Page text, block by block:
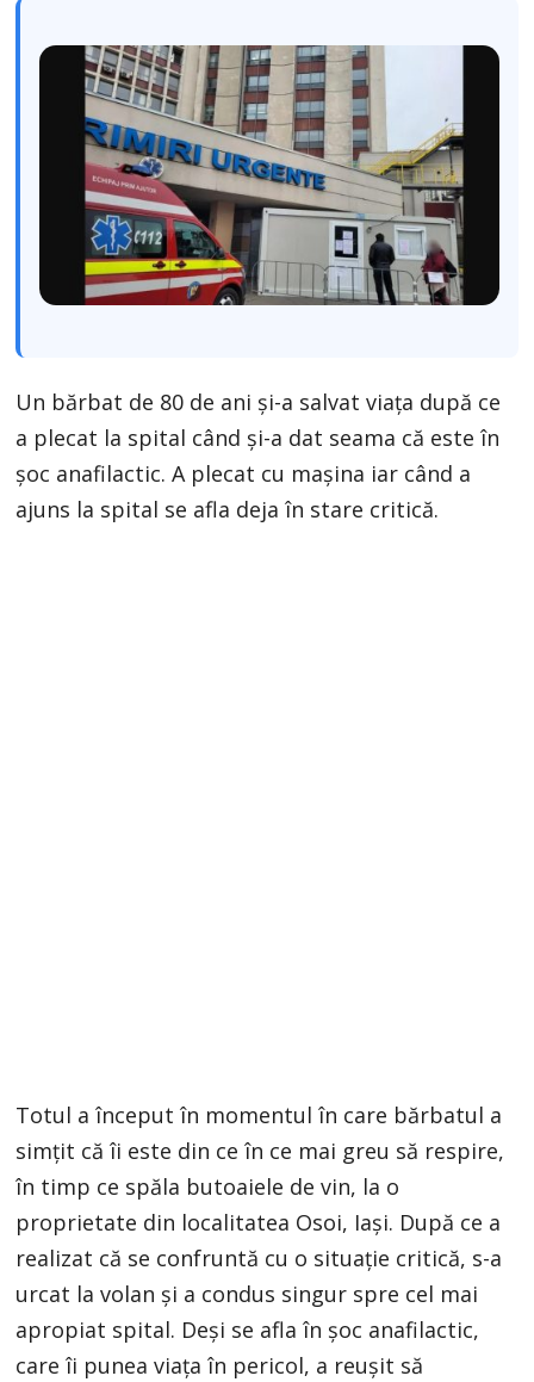
Un bărbat de 80 de ani și-a salvat viața după ce
a plecat la spital când și-a dat seama că este în
șoc anafilactic. A plecat cu mașina iar când a
ajuns la spital se afla deja în stare critică.
Totul a început în momentul în care bărbatul a
simțit că îi este din ce în ce mai greu să respire,
în timp ce spăla butoaiele de vin, la o
proprietate din localitatea Osoi, Iași. După ce a
realizat că se confruntă cu o situație critică, s-a
urcat la volan și a condus singur spre cel mai
apropiat spital. Deși se afla în șoc anafilactic,
care îi punea viața în pericol, a reușit să